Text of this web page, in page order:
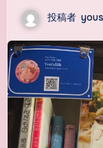
投稿者 yous